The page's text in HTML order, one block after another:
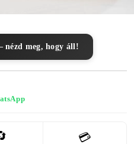
meg, hogy áll!
💳